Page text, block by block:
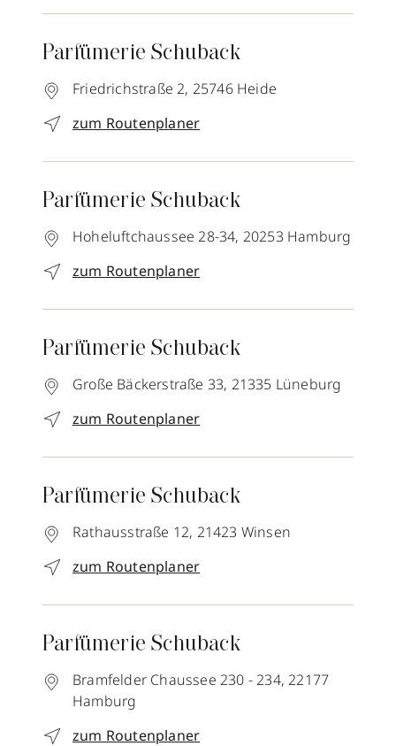
Parfümerie Schuback
Friedrichstraße 2, 25746 Heide
zum Routenplaner
Parfümerie Schuback
Hoheluftchaussee 28-34, 20253 Hamburg
zum Routenplaner
Parfümerie Schuback
Große Bäckerstraße 33, 21335 Lüneburg
zum Routenplaner
Parfümerie Schuback
Rathausstraße 12, 21423 Winsen
zum Routenplaner
Parfümerie Schuback
Bramfelder Chaussee 230 - 234, 22177
Hamburg
zum Routenplaner